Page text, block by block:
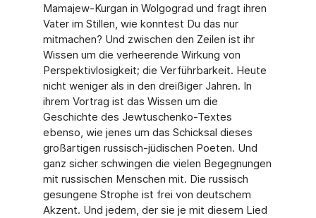
Mamajew-Kurgan in Wolgograd und fragt ihren
Vater im Stillen, wie konntest Du das nur
mitmachen? Und zwischen den Zeilen ist ihr
Wissen um die verheerende Wirkung von
Perspektivlosigkeit; die Verführbarkeit. Heute
nicht weniger als in den dreißiger Jahren. In
ihrem Vortrag ist das Wissen um die
Geschichte des Jewtuschenko-Textes
ebenso, wie jenes um das Schicksal dieses
großartigen russisch-jüdischen Poeten. Und
ganz sicher schwingen die vielen Begegnungen
mit russischen Menschen mit. Die russisch
gesungene Strophe ist frei von deutschem
Akzent. Und jedem, der sie je mit diesem Lied